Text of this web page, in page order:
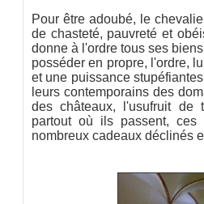
Pour être adoubé, le
de chasteté, pauvreté et
donne à l'ordre tous ses
posséder en propre, l'ordre,
et une puissance
leurs contemporains des
des châteaux, l'usufruit de
partout où ils passent, ces
nombreux cadeaux déclinés